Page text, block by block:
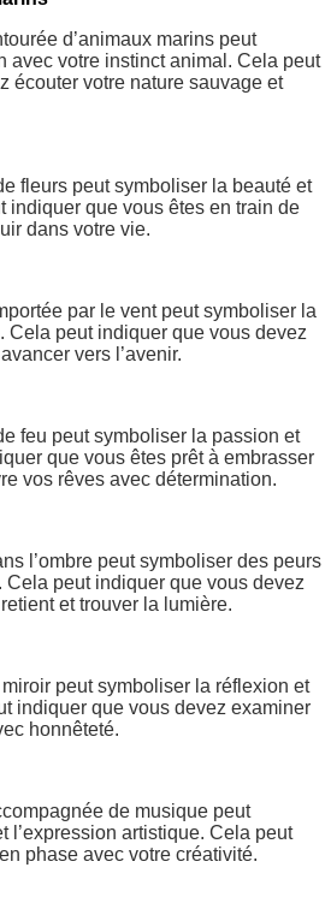
d’animaux marins peut
avec votre instinct animal. Cela peut
écouter votre nature sauvage et
fleurs peut symboliser la beauté et
indiquer que vous êtes en train de
dans votre vie.
par le vent peut symboliser la
Cela peut indiquer que vous devez
vers l’avenir.
feu peut symboliser la passion et
que vous êtes prêt à embrasser
vos rêves avec détermination.
l’ombre peut symboliser des peurs
peut indiquer que vous devez
et trouver la lumière.
peut symboliser la réflexion et
indiquer que vous devez examiner
honnêteté.
de musique peut
l’expression artistique. Cela peut
phase avec votre créativité.